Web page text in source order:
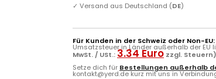
✓ Versand aus Deutschland (DE)
Für Kunden in der Schweiz oder Non-EU:
Umsatzsteuer in Länder außerhalb der EU
MwSt. / USt.: 3.34 Euro zzgl. Steuern)
Setze dich für Bestellungen außerhalb
kontakt@yerd.de kurz mit uns in